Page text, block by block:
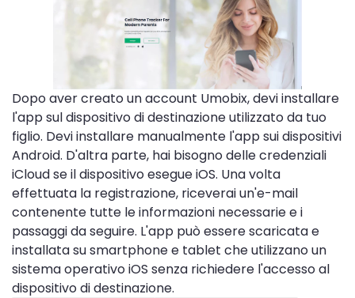
Dopo aver creato un account Umobix, devi installare
l'app sul dispositivo di destinazione utilizzato da tuo
figlio. Devi installare manualmente l'app sui dispositivi
Android. D'altra parte, hai bisogno delle credenziali
iCloud se il dispositivo esegue iOS. Una volta
effettuata la registrazione, riceverai un'e-mail
contenente tutte le informazioni necessarie e i
passaggi da seguire. L'app può essere scaricata e
installata su smartphone e tablet che utilizzano un
sistema operativo iOS senza richiedere l'accesso al
dispositivo di destinazione.